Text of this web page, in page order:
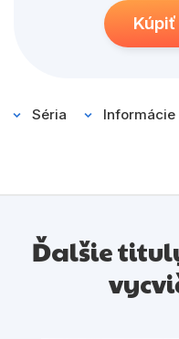
Séria Informácie
Ďalšie